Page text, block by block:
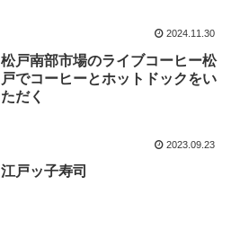
2024.11.30
松戸南部市場のライブコーヒー松
戸でコーヒーとホットドックをい
ただく
2023.09.23
江戸ッ子寿司